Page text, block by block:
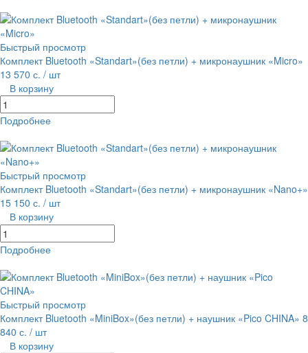
Быстрый просмотр
Комплект Bluetooth «Standart»(без петли) + микронаушник «Micro»
13 570 с. / шт
В корзину
Подробнее
Быстрый просмотр
Комплект Bluetooth «Standart»(без петли) + микронаушник «Nano+»
15 150 с. / шт
В корзину
Подробнее
Быстрый просмотр
Комплект Bluetooth «MiniBox»(без петли) + наушник «Pico CHINA» 8
840 с. / шт
В корзину